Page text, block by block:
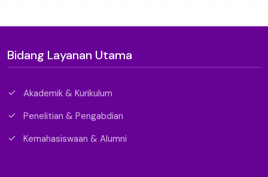
Bidang Layanan Utama
Akademik & Kurikulum
Penelitian & Pengabdian
Kemahasiswaan & Alumni